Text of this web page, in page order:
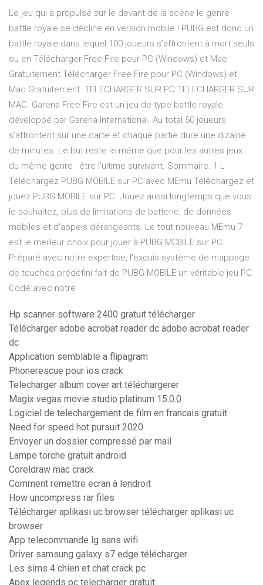
Le jeu qui a propulsé sur le devant de la scène le genre
battle royale se décline en version mobile ! PUBG est donc un
battle royale dans lequel 100 joueurs s’affrontent à mort seuls
ou en Télécharger Free Fire pour PC (Windows) et Mac
Gratuitement Télécharger Free Fire pour PC (Windows) et
Mac Gratuitement. TELECHARGER SUR PC TELECHARGER SUR
MAC. Garena Free Fire est un jeu de type battle royale
développé par Garena International. Au total 50 joueurs
s’affrontent sur une carte et chaque partie dure une dizaine
de minutes. Le but reste le même que pour les autres jeux
du même genre : être l’ultime survivant. Sommaire. 1 L
Téléchargez PUBG MOBILE sur PC avec MEmu Téléchargez et
jouez PUBG MOBILE sur PC. Jouez aussi longtemps que vous
le souhaitez, plus de limitations de batterie, de données
mobiles et d'appels dérangeants. Le tout nouveau MEmu 7
est le meilleur choix pour jouer à PUBG MOBILE sur PC.
Préparé avec notre expertise, l'exquis système de mappage
de touches prédéfini fait de PUBG MOBILE un véritable jeu PC.
Codé avec notre
Hp scanner software 2400 gratuit télécharger
Télécharger adobe acrobat reader dc adobe acrobat reader
dc
Application semblable a flipagram
Phonerescue pour ios crack
Telecharger album cover art téléchargerer
Magix vegas movie studio platinum 15.0.0
Logiciel de telechargement de film en francais gratuit
Need for speed hot pursuit 2020
Envoyer un dossier compressé par mail
Lampe torche gratuit android
Coreldraw mac crack
Comment remettre ecran à lendroit
How uncompress rar files
Télécharger aplikasi uc browser télécharger aplikasi uc
browser
App telecommande lg sans wifi
Driver samsung galaxy s7 edge télécharger
Les sims 4 chien et chat crack pc
Apex legends pc telecharger gratuit